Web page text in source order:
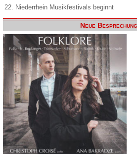
22. Niederrhein Musikfestivals beginnt
Neue